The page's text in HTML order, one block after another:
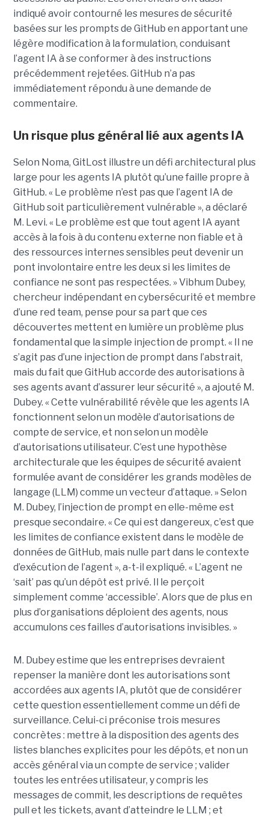
indiqué avoir contourné les mesures de sécurité
basées sur les prompts de GitHub en apportant une
légère modification à la formulation, conduisant
l’agent IA à se conformer à des instructions
précédemment rejetées. GitHub n’a pas
immédiatement répondu à une demande de
commentaire.
Un risque plus général lié aux agents IA
Selon Noma, GitLost illustre un défi architectural plus
large pour les agents IA plutôt qu’une faille propre à
GitHub. « Le problème n’est pas que l’agent IA de
GitHub soit particulièrement vulnérable », a déclaré
M. Levi. « Le problème est que tout agent IA ayant
accès à la fois à du contenu externe non fiable et à
des ressources internes sensibles peut devenir un
pont involontaire entre les deux si les limites de
confiance ne sont pas respectées. » Vibhum Dubey,
chercheur indépendant en cybersécurité et membre
d’une red team, pense pour sa part que ces
découvertes mettent en lumière un problème plus
fondamental que la simple injection de prompt. « Il ne
s’agit pas d’une injection de prompt dans l’abstrait,
mais du fait que GitHub accorde des autorisations à
ses agents avant d’assurer leur sécurité », a ajouté M.
Dubey. « Cette vulnérabilité révèle que les agents IA
fonctionnent selon un modèle d’autorisations de
compte de service, et non selon un modèle
d’autorisations utilisateur. C’est une hypothèse
architecturale que les équipes de sécurité avaient
formulée avant de considérer les grands modèles de
langage (LLM) comme un vecteur d’attaque. » Selon
M. Dubey, l’injection de prompt en elle-même est
presque secondaire. « Ce qui est dangereux, c’est que
les limites de confiance existent dans le modèle de
données de GitHub, mais nulle part dans le contexte
d’exécution de l’agent », a-t-il expliqué. « L’agent ne
‘sait’ pas qu’un dépôt est privé. Il le perçoit
simplement comme ‘accessible’. Alors que de plus en
plus d’organisations déploient des agents, nous
accumulons ces failles d’autorisations invisibles. »
M. Dubey estime que les entreprises devraient
repenser la manière dont les autorisations sont
accordées aux agents IA, plutôt que de considérer
cette question essentiellement comme un défi de
surveillance. Celui-ci préconise trois mesures
concrètes : mettre à la disposition des agents des
listes blanches explicites pour les dépôts, et non un
accès général via un compte de service ; valider
toutes les entrées utilisateur, y compris les
messages de commit, les descriptions de requêtes
pull et les tickets, avant d’atteindre le LLM ; et